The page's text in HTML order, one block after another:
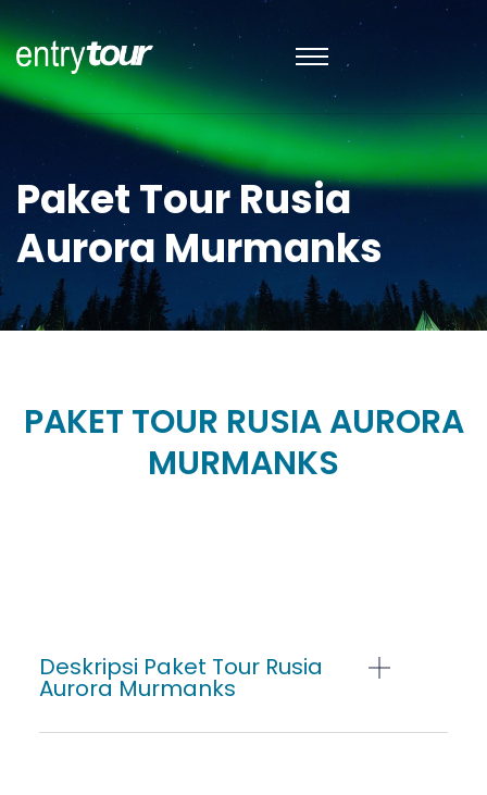
Paket Tour Rusia
Aurora Murmanks
PAKET TOUR RUSIA AURORA
MURMANKS
Deskripsi Paket Tour Rusia
Aurora Murmanks